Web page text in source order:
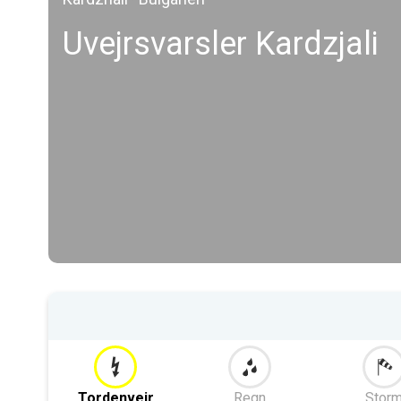
Uvejrsvarsler Kardzjali